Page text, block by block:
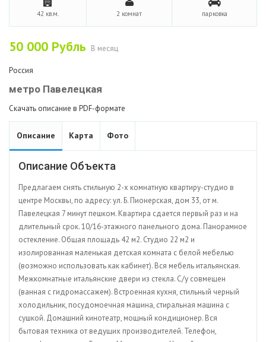
42 кв.м. 2 комнат парковка
50 000 Рубль В месяц
Россия
метро Павелецкая
Скачать описание в PDF-формате
Описание Карта Фото
Описание Объекта
Предлагаем снять стильную 2-х комнатную квартиру-студио в
центре Москвы, по адресу: ул. Б. Пионерская, дом 33, от м.
Павелецкая 7 минут пешком. Квартира сдается первый раз и на
длительный срок. 10/16-этажного панельного дома. Панорамное
остекление. Общая площадь 42 м2. Студио 22 м2 и
изолированная маленькая детская комната с белой мебелью
(возможно использовать как кабинет). Вся мебель итальянская.
Межкомнатные итальянские двери из стекла. С/у совмещен
(ванная с гидромассажем). Встроенная кухня, стильный черный
холодильник, посудомоечная машина, стиральная машина с
сушкой. Домашний кинотеатр, мощный кондиционер. Вся
бытовая техника от ведущих производителей. Телефон,